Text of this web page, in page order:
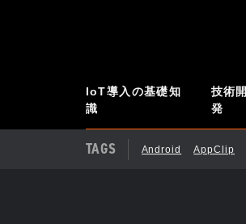
IoT導入の基礎知
識
技術開
発
TAGS Android AppClip